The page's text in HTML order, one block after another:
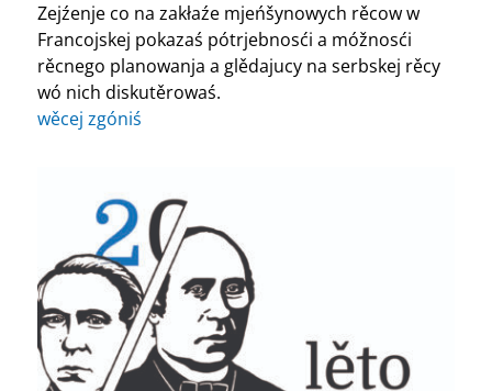
Zejźenje co na zakłaźe mjeńšynowych rěcow w
Francojskej pokazaś pótrjebnosći a móžnosći
rěcnego planowanja a glědajucy na serbskej rěcy
wó nich diskutěrowaś.
wěcej zgóniś